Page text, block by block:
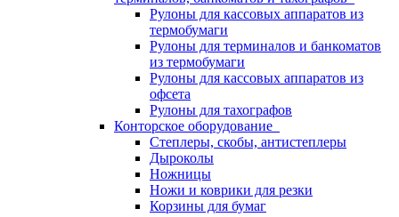
Рулоны для кассовых аппаратов из
термобумаги
Рулоны для терминалов и банкоматов
из термобумаги
Рулоны для кассовых аппаратов из
офсета
Рулоны для тахографов
Конторское оборудование
Степлеры, скобы, антистеплеры
Дыроколы
Ножницы
Ножи и коврики для резки
Корзины для бумаг